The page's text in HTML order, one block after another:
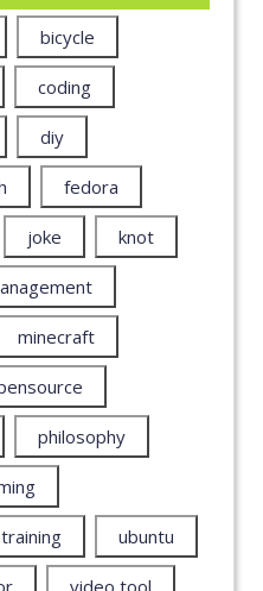
bicycle
coding
diy
fedora
joke knot
minecraft
philosophy
training ubuntu
video tool